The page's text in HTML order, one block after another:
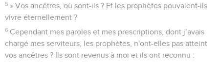
5 » Vos ancêtres, où sont-ils ? Et les prophètes pouvaient-ils
vivre éternellement ?
6 Cependant mes paroles et mes prescriptions, dont j’avais
chargé mes serviteurs, les prophètes, n'ont-elles pas atteint
vos ancêtres ? Ils sont revenus à moi et ils ont reconnu :